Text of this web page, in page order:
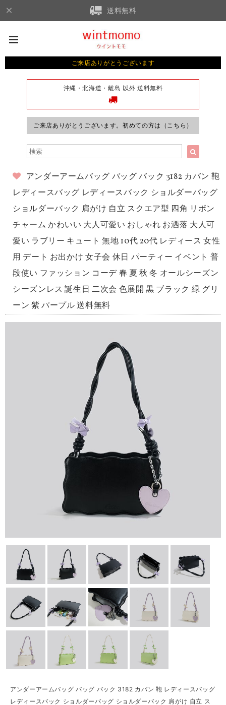
送料無料
ご来店ありがとうございます
沖縄・北海道・離島 以外 送料無料
ご来店ありがとうございます。初めての方は（こちら）
アンダーアームバッグ バッグ バック 3182 カバン 鞄
レディースバッグ レディースバック ショルダーバッグ
ショルダーバック 肩がけ 自立 スクエア型 四角 リボン
チャーム かわいい 大人可愛い おしゃれ お洒落 大人可
愛い ラブリー キュート 無地 10代 20代 レディース 女性
用 デート お出かけ 女子会 休日 パーティー イベント 普
段使い ファッション コーデ 春 夏 秋 冬 オールシーズン
シーズンレス 誕生日 二次会 色展開 黒 ブラック 緑 グリ
ーン 紫 パープル 送料無料
アンダーアームバッグ バッグ バック 3182 カバン 鞄 レディースバッグ
レディースバック ショルダーバッグ ショルダーバック 肩がけ 自立 ス